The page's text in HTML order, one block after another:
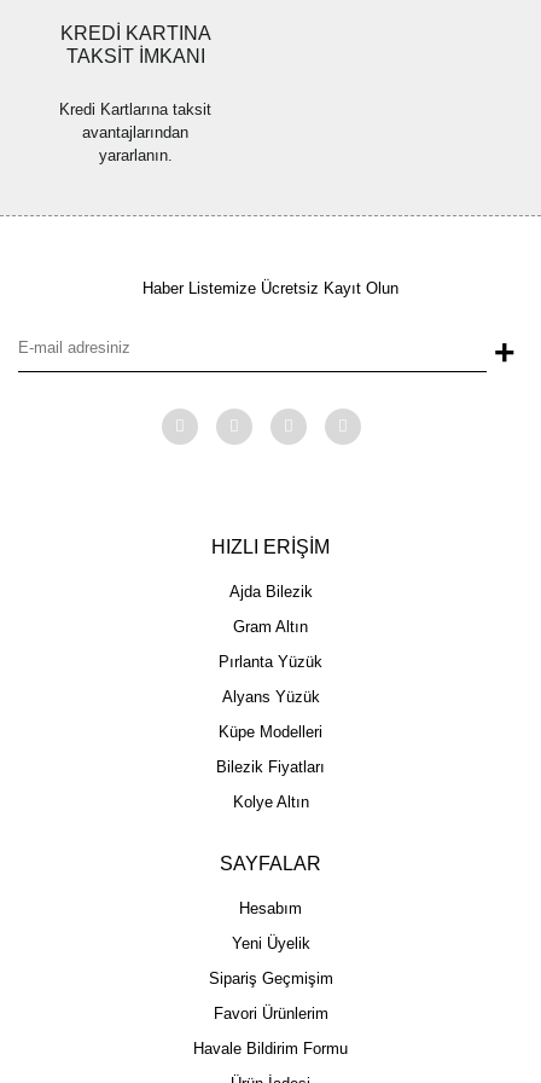
KREDİ KARTINA
TAKSİT İMKANI
Kredi Kartlarına taksit
avantajlarından
yararlanın.
Haber Listemize Ücretsiz Kayıt Olun
+
HIZLI ERİŞİM
Ajda Bilezik
Gram Altın
Pırlanta Yüzük
Alyans Yüzük
Küpe Modelleri
Bilezik Fiyatları
Kolye Altın
SAYFALAR
Hesabım
Yeni Üyelik
Sipariş Geçmişim
Favori Ürünlerim
Havale Bildirim Formu